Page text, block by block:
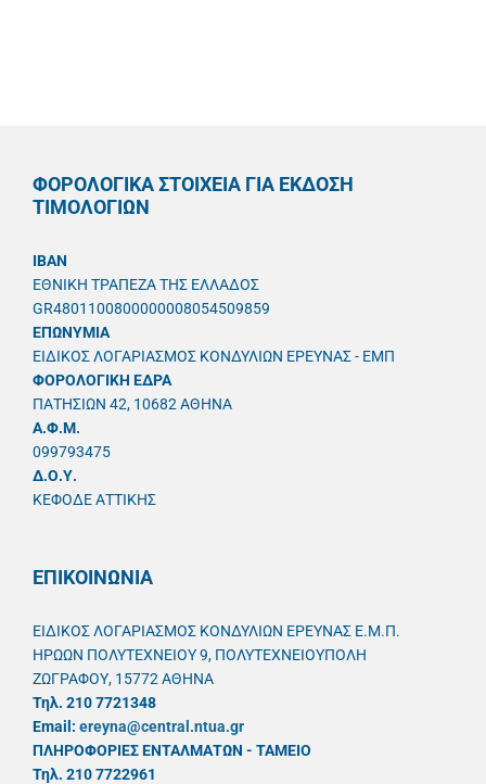
ΦΟΡΟΛΟΓΙΚΑ ΣΤΟΙΧΕΙΑ ΓΙΑ ΕΚΔΟΣΗ
ΤΙΜΟΛΟΓΙΩΝ
IBAN
ΕΘΝΙΚΗ ΤΡΑΠΕΖΑ ΤΗΣ ΕΛΛΑΔΟΣ
GR4801100800000008054509859
ΕΠΩΝΥΜΙΑ
ΕΙΔΙΚΟΣ ΛΟΓΑΡΙΑΣΜΟΣ ΚΟΝΔΥΛΙΩΝ ΕΡΕΥΝΑΣ - ΕΜΠ
ΦΟΡΟΛΟΓΙΚΗ ΕΔΡΑ
ΠΑΤΗΣΙΩΝ 42, 10682 ΑΘΗΝΑ
A.Φ.Μ.
099793475
Δ.Ο.Υ.
ΚΕΦΟΔΕ ΑΤΤΙΚΗΣ
ΕΠΙΚΟΙΝΩΝΙΑ
ΕΙΔΙΚΟΣ ΛΟΓΑΡΙΑΣΜΟΣ ΚΟΝΔΥΛΙΩΝ ΕΡΕΥΝΑΣ Ε.Μ.Π.
ΗΡΩΩΝ ΠΟΛΥΤΕΧΝΕΙΟΥ 9, ΠΟΛΥΤΕΧΝΕΙΟΥΠΟΛΗ
ΖΩΓΡΑΦΟΥ, 15772 ΑΘΗΝΑ
Τηλ. 210 7721348
Email: ereyna@central.ntua.gr
ΠΛΗΡΟΦΟΡΙΕΣ ΕΝΤΑΛΜΑΤΩΝ - ΤΑΜΕΙΟ
Τηλ. 210 7722961